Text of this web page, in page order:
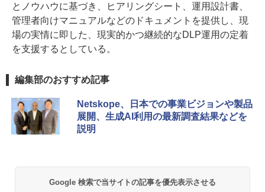
とノウハウに基づき、ヒアリングシート、運用設計書、
管理者向けマニュアルなどのドキュメントを提供し、現
場の実情に即した、現実的かつ継続的なDLP運用の定着
を支援するとしている。
編集部のおすすめ記事
Netskope、日本での事業ビジョンや製品
展開、生成AI利用の最新調査結果などを
説明
Google 検索で当サイトの記事を優先表示させる